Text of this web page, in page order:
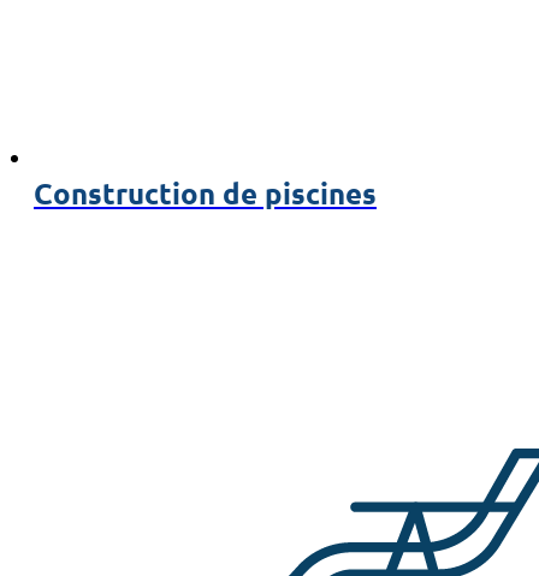
Construction de piscines